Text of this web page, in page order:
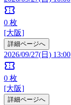
confirmation_number
0 枚
[大阪]
詳細ページへ
2026/09/27(日) 13:00
confirmation_number
0 枚
[大阪]
詳細ページへ